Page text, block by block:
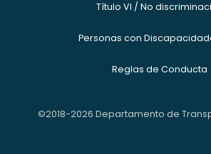
Título VI / No
Personas con
Reglas de Conducta
©2018-2026 Departamento de